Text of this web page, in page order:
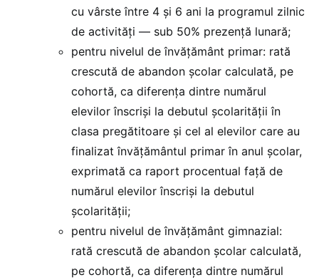
cu vârste între 4 și 6 ani la programul zilnic
de activități — sub 50% prezență lunară;
pentru nivelul de învățământ primar: rată
crescută de abandon școlar calculată, pe
cohortă, ca diferența dintre numărul
elevilor înscriși la debutul școlarității în
clasa pregătitoare și cel al elevilor care au
finalizat învățământul primar în anul școlar,
exprimată ca raport procentual față de
numărul elevilor înscriși la debutul
școlarității;
pentru nivelul de învățământ gimnazial:
rată crescută de abandon școlar calculată,
pe cohortă, ca diferența dintre numărul